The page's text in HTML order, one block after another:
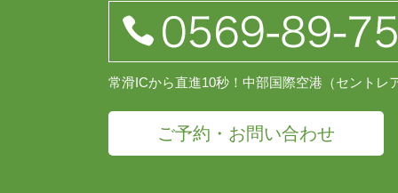
常滑ICから直進10秒！中部国際空港（セントレ
ご予約・お問い合わせ